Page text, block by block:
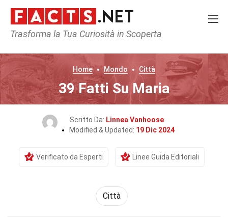
Trasforma la Tua Curiosità in Scoperta
Home Mondo Città
39 Fatti Su Maria
Scritto Da: Linnea Vanhoose
Modified & Updated: 19 Dic 2024
Verificato da Esperti Linee Guida Editoriali
Città